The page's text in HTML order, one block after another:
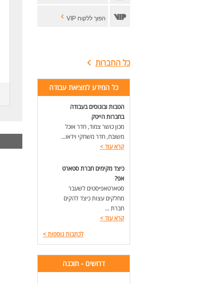
הפוך ללקוח VIP
כל החברות
כל המידע למציאת עבודה
הטבות ובונוסים בעבודה
בחברות הייטק
מכון כושר צמוד, חדר אוכל
משובח, חדר משחקי וידאו...
קרא עוד>
כיצד מקימים חברת סטארט
אפ?
סטארטאפיסטים לשעבר
מחלקים עצות כיצד להקים
חברת ...
קרא עוד>
לכתבות נוספות>
דרושים - תוכנה